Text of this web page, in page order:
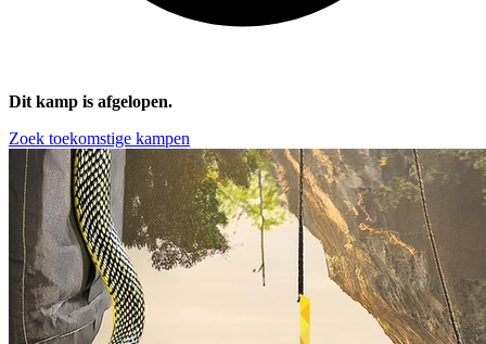
Dit kamp is afgelopen.
Zoek toekomstige kampen